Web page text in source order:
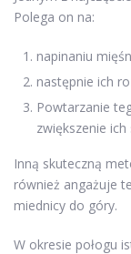
Polega on na:
napinaniu
następnie ich
Powtarzanie
zwiększenie ich
Inną skuteczną
również angażuje
miednicy do góry.
W okresie połogu